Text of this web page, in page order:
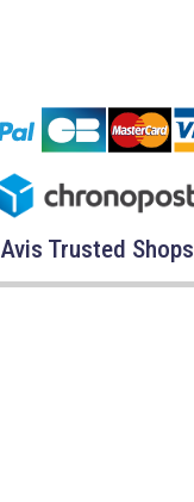
Avis Trusted Shops